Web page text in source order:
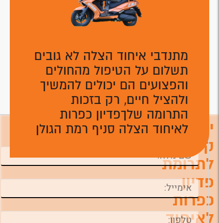
מתנדבי איחוד הצלה לא גובים
תשלום על הטיפול מהחולים
והפצועים הם יכולים להמשיך
ולהציל חיים, רק בזכות
התרומה שלךפדיון כפרות
לאיחוד הצלה סניף רמת הגולןיצירת
קשר
לתרומת
פדיון
כפרות
לאיחוד
השאירו פרטים ונחזור אליכם טלפונית לביצוע